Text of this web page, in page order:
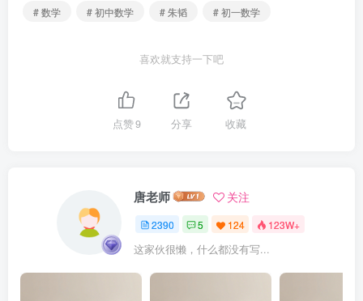
# 数学
# 初中数学 # 朱韬 # 初一数学
喜欢就支持一下吧
点赞9 分享 收藏
唐老师 关注
2390 5 124 123W+
这家伙很懒，什么都没有写...